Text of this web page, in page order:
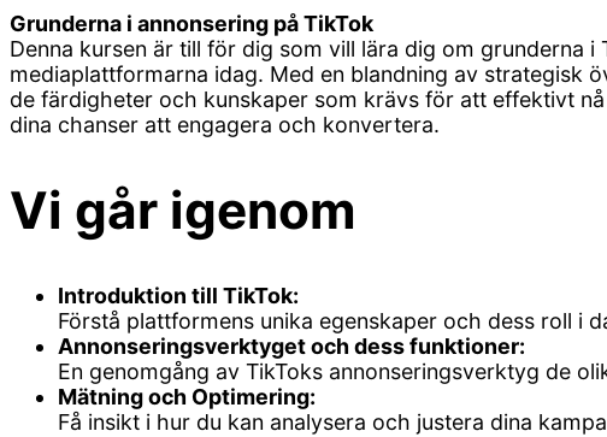
Grunderna i annonsering på TikTok
Denna kursen är till för dig som vill lära dig om grunderna
mediaplattformarna idag. Med en blandning av strategisk
de färdigheter och kunskaper som krävs för att effektivt
dina chanser att engagera och konvertera.
Vi går igenom
Introduktion till TikTok:
Förstå plattformens unika egenskaper och dess roll i
Annonseringsverktyget och dess funktioner:
En genomgång av TikToks annonseringsverktyg de
Mätning och Optimering:
Få insikt i hur du kan analysera och justera dina